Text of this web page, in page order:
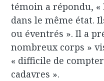
témoin a répondu, «
dans le même état.
ou éventrés ». Il a
nombreux corps »
« difficile de
cadavres ».